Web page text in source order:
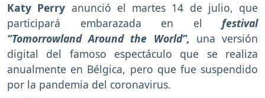
Katy Perry anunció el martes 14 de julio, que
participará embarazada en el festival
“Tomorrowland Around the World”, una versión
digital del famoso espectáculo que se realiza
anualmente en Bélgica, pero que fue suspendido
por la pandemia del coronavirus.